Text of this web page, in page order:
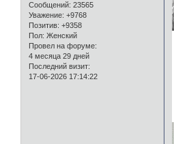
Сообщений: 23565
Уважение: +9768
Позитив: +9358
Пол: Женский
Провел на форуме:
4 месяца 29 дней
Последний визит:
17-06-2026 17:14:22